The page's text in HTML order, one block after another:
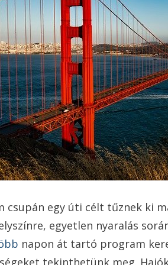
csupán egy úti célt tűznek ki
egyetlen nyaralás
napon át tartó program
tekinthetünk meg.